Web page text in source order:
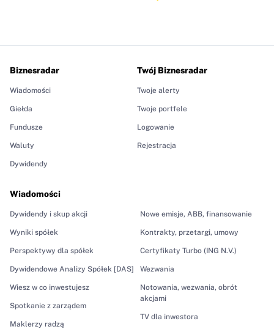
Biznesradar
Wiadomości
Giełda
Fundusze
Waluty
Dywidendy
Wiadomości
Dywidendy i skup akcji
Wyniki spółek
Perspektywy dla spółek
Dywidendowe Analizy Spółek [DAS]
Wiesz w co inwestujesz
Spotkanie z zarządem
Maklerzy radzą
Nowe emisje, ABB, finansowanie
Kontrakty, przetargi, umowy
Certyfikaty Turbo (ING N.V.)
Wezwania
Notowania, wezwania, obrót
akcjami
TV dla inwestora
Twój Biznesradar
Twoje alerty
Twoje portfele
Logowanie
Rejestracja